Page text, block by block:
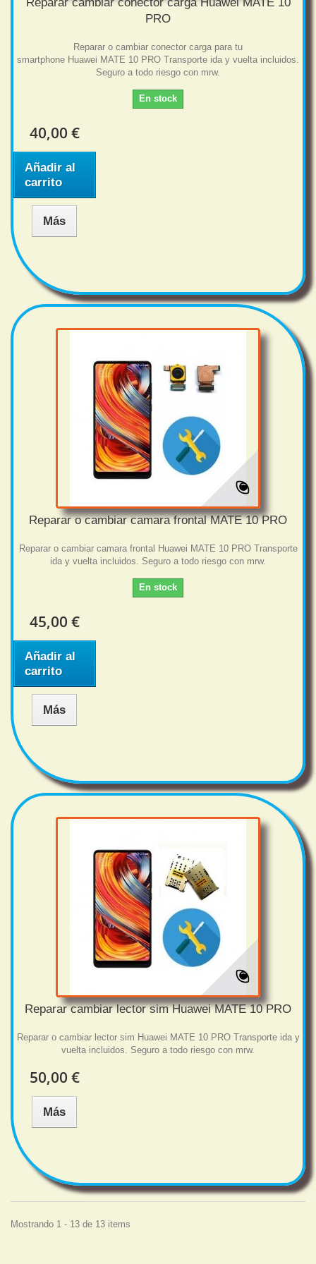
PRO
Reparar o cambiar conector carga para tu
smartphone Huawei MATE 10 PRO Transporte ida y vuelta incluidos.
Seguro a todo riesgo con mrw.
En stock
40,00 €
Añadir al
carrito
Más
Reparar o cambiar camara frontal MATE 10 PRO
Reparar o cambiar camara frontal Huawei MATE 10 PRO Transporte
ida y vuelta incluidos. Seguro a todo riesgo con mrw.
En stock
45,00 €
Añadir al
carrito
Más
Reparar cambiar lector sim Huawei MATE 10 PRO
Reparar o cambiar lector sim Huawei MATE 10 PRO Transporte ida y
vuelta incluidos. Seguro a todo riesgo con mrw.
50,00 €
Más
Mostrando 1 - 13 de 13 items